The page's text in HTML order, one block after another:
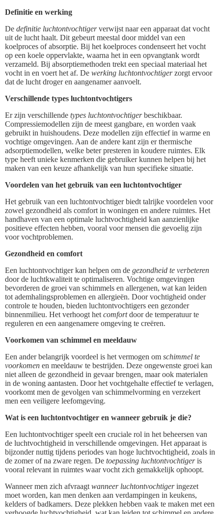
Definitie en werking
De definitie luchtontvochtigerverwijst naar een apparaat dat vocht
uit de lucht haalt. Dit gebeurt meestal door middel van een
koelproces of absorptie. Bij het koelproces condenseert het vocht
op een koele oppervlakte, waarna het in een opvangtank wordt
verzameld. Bij absorptiemethoden trekt een speciaal materiaal het
vocht in en voert het af. De werking luchtontvochtigerzorgt ervoor
dat de lucht droger en aangenamer aanvoelt.
Verschillende types luchtontvochtigers
Er zijn verschillende types luchtontvochtigerbeschikbaar.
Compressiemodellen zijn de meest gangbare, en worden vaak
gebruikt in huishoudens. Deze modellen zijn effectief in warme en
vochtige omgevingen. Aan de andere kant zijn er thermische
adsorptiemodellen, welke beter presteren in koudere ruimtes. Elk
type heeft unieke kenmerken die gebruiker kunnen helpen bij het
maken van een keuze afhankelijk van hun specifieke situatie.
Voordelen van het gebruik van een luchtontvochtiger
Het gebruik van een luchtontvochtiger biedt talrijke voordelen voor
zowel gezondheid als comfort in woningen en andere ruimtes. Het
handhaven van een optimale luchtvochtigheid kan aanzienlijke
positieve effecten hebben, vooral voor mensen die gevoelig zijn
voor vochtproblemen.
Gezondheid en comfort
Een luchtontvochtiger kan helpen om de gezondheid te verbeteren
door de luchtkwaliteit te optimaliseren. Vochtige omgevingen
bevorderen de groei van schimmels en allergenen, wat kan leiden
tot ademhalingsproblemen en allergieën. Door vochtigheid onder
controle te houden, bieden luchtontvochtigers een gezonder
binnenmilieu. Het verhoogt het comfortdoor de temperatuur te
reguleren en een aangenamere omgeving te creëren.
Voorkomen van schimmel en meeldauw
Een ander belangrijk voordeel is het vermogen om schimmel te
voorkomen en meeldauw te bestrijden. Deze ongewenste groei kan
niet alleen de gezondheid in gevaar brengen, maar ook materialen
in de woning aantasten. Door het vochtgehalte effectief te verlagen,
voorkomt men de gevolgen van schimmelvorming en verzekert
men een veiligere leefomgeving.
Wat is een luchtontvochtiger en wanneer gebruik je die?
Een luchtontvochtiger speelt een cruciale rol in het beheersen van
de luchtvochtigheid in verschillende omgevingen. Het apparaat is
bijzonder nuttig tijdens periodes van hoge luchtvochtigheid, zoals in
de zomer of na zware regen. De toepassing luchtontvochtigeris
vooral relevant in ruimtes waar vocht zich gemakkelijk ophoopt.
Wanneer men zich afvraagt wanneer luchtontvochtigeringezet
moet worden, kan men denken aan verdampingen in keukens,
kelders of badkamers. Deze plekken hebben vaak te maken met een